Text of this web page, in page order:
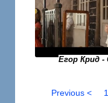
Егор Крид -
Previous < 1